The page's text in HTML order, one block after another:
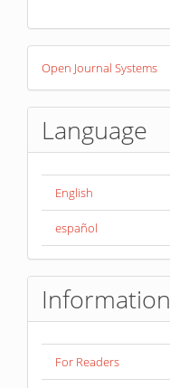
Developed
ByOpen Journal Systems
Language
English
español
Information
For Readers